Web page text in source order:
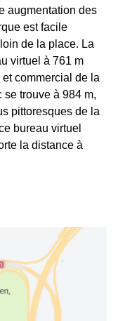
augmentation des
est facile
de la place. La
virtuel à 761 m
commercial de la
se trouve à 984 m,
pittoresques de la
bureau virtuel
la distance à